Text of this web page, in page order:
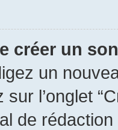
créer un
un
sur l’onglet
de